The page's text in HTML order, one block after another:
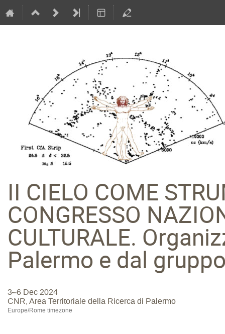
II CIELO COME
CONGRESSO
CULTURALE.
Palermo e dal
3–6 Dec 2024
CNR, Area Territoriale della Ricerca di Palermo
Europe/Rome timezone